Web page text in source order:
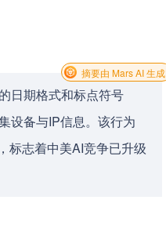
日期格式和标点符号
设备与IP信息。该行为
标志着中美AI竞争已升级
摘要由 Mars AI 生成